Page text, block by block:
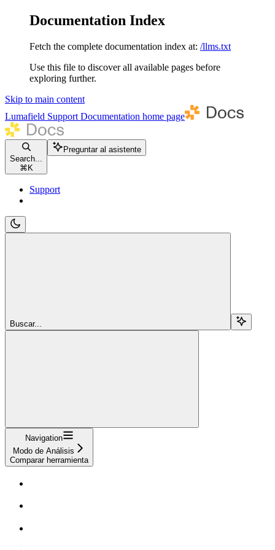
Documentation Index
Fetch the complete documentation index at: /llms.txt
Use this file to discover all available pages before
exploring further.
Skip to main content
Lumafield Support Documentation home page
Search...
⌘ K
Preguntar al asistente
Support
Buscar...
Navigation
Modo de Análisis
Comparar herramienta